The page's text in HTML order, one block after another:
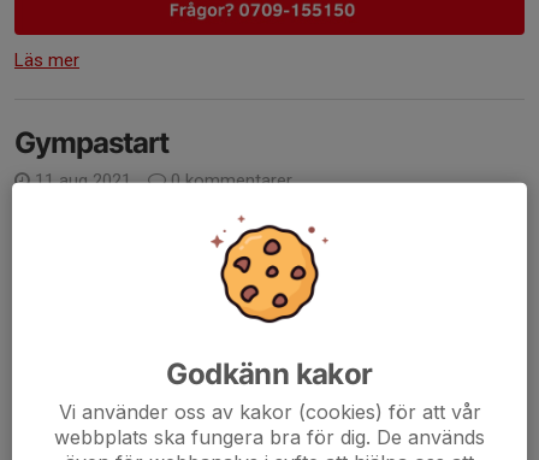
Läs mer
Gympastart
11 aug 2021 0 kommentarer
Godkänn kakor
Vi använder oss av kakor (cookies) för att vår
webbplats ska fungera bra för dig. De används